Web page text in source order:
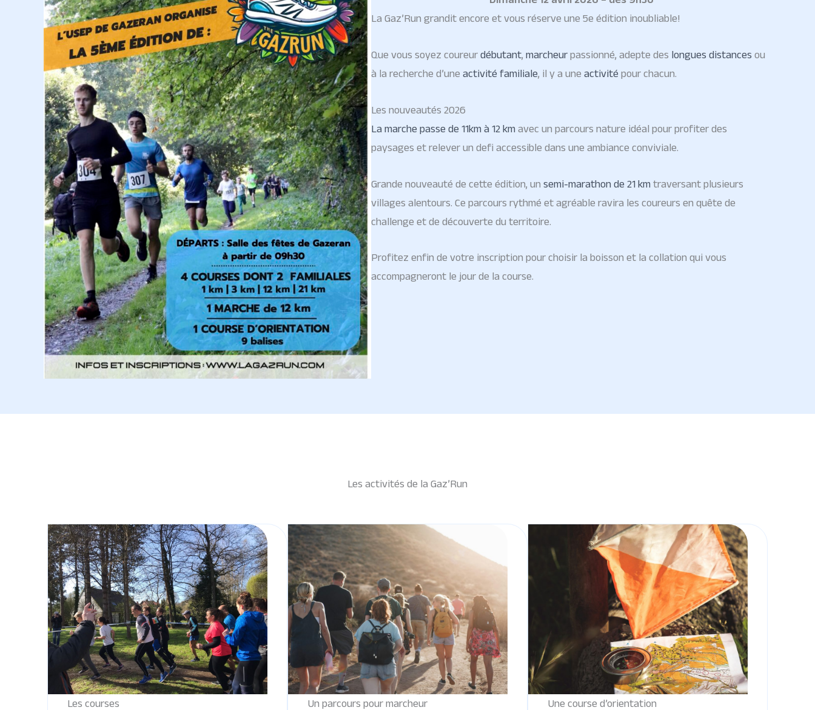
La Gaz’Run grandit encore et vous réserve une 5e édition inoubliable!
Que vous soyez coureur débutant, marcheur passionné, adepte des longues distances ou
à la recherche d’une activité familiale, il y a une activité pour chacun.
Les nouveautés 2026
La marche passe de 11km à 12 km avec un parcours nature idéal pour profiter des
paysages et relever un defi accessible dans une ambiance conviviale.
Grande nouveauté de cette édition, un semi-marathon de 21 km traversant plusieurs
villages alentours. Ce parcours rythmé et agréable ravira les coureurs en quête de
challenge et de découverte du territoire.
Profitez enfin de votre inscription pour choisir la boisson et la collation qui vous
accompagneront le jour de la course.
Les activités de la Gaz’Run
Les courses
Un parcours pour marcheur
Une course d’orientation